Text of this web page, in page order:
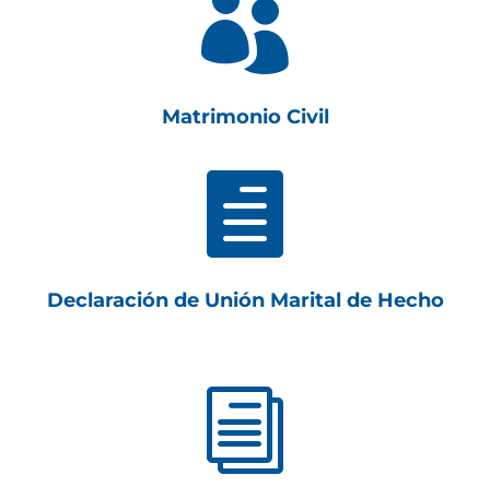

Matrimonio Civil

Declaración de Unión Marital de Hecho
i